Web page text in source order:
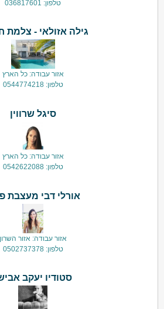
טלפון: 036817601
גילה אזולאי - צלמת
אזור עבודה: כל הארץ
טלפון: 0544774218
סיגל שרווין
אזור עבודה: כל הארץ
טלפון: 0542622088
אורלי דבי מעצבת
אזור עבודה: אזור השרון
טלפון: 0502737378
סטודיו יעקב